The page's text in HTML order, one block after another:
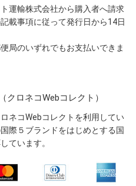
運輸株式会社から購入者へ請求
載事項に従って発行日から14日
局のいずれでもお支払いできま
（クロネコWebコレクト）
ネコWebコレクトを利用してい
際５ブランドをはじめとする国
ています。